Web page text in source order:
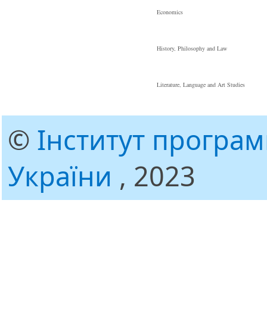
Economics
History, Philosophy and Law
Literature, Language and Art Studies
© Інститут
України , 2023